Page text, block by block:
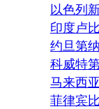
以色列
印度卢
约旦第
科威特
马来西
菲律宾